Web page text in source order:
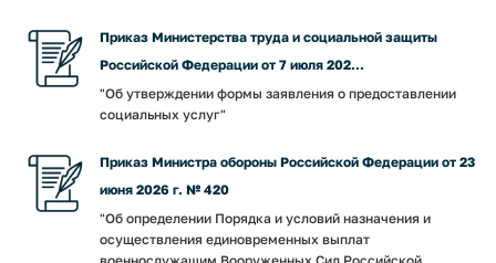
Приказ Министерства труда и социальной защиты
Российской Федерации от 7 июля 202...
"Об утверждении формы заявления о предоставлении
социальных услуг"
Приказ Министра обороны Российской Федерации от 23
июня 2026 г. № 420
"Об определении Порядка и условий назначения и
осуществления единовременных выплат
военнослужащим Вооруженных Сил Российской